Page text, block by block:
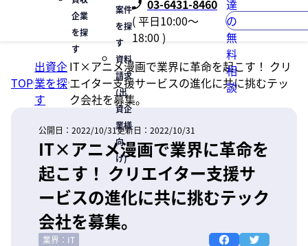
企業
を探
す
案件
を探
す
資料
請求
(出
資企
業様
向
け)
03-6431-8460
( 平日10:00〜
18:00 )
達
の
無
料
相
談
TOP
出資企
業を探
す
IT×アニメ漫画で業界に革命を起こす！ クリ
エイター支援サービスの進化に共に挑むテッ
ク会社を募集。
公開日： 2022/10/31更新日： 2022/10/31
IT×アニメ漫画で業界に革命を
起こす！ クリエイター支援サ
ービスの進化に共に挑むテック
会社を募集。
業界：IT